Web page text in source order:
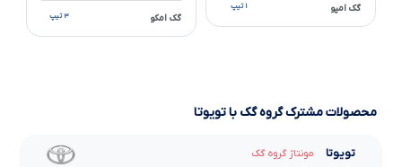
گک امپو ۱ تیپ
گک امکو ۳ تیپ
محصولات مشترک گروه گک با تویوتا
تویوتا مونتاژ گروه گک